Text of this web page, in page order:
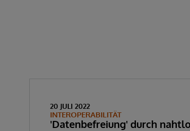
20 JULI 2022
INTEROPERABILITÄT
'Datenbefreiung' durch